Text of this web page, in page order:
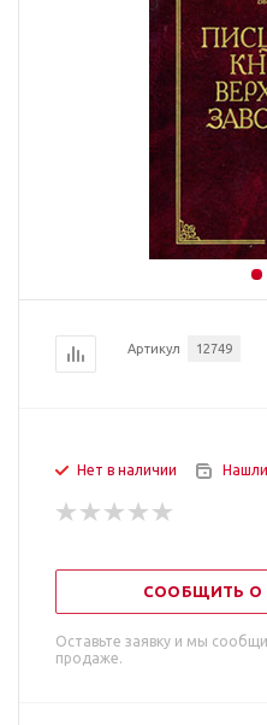
Артикул 12749
Нет в наличии
СООБЩИТЬ О
Оставьте заявку и мы
продаже.